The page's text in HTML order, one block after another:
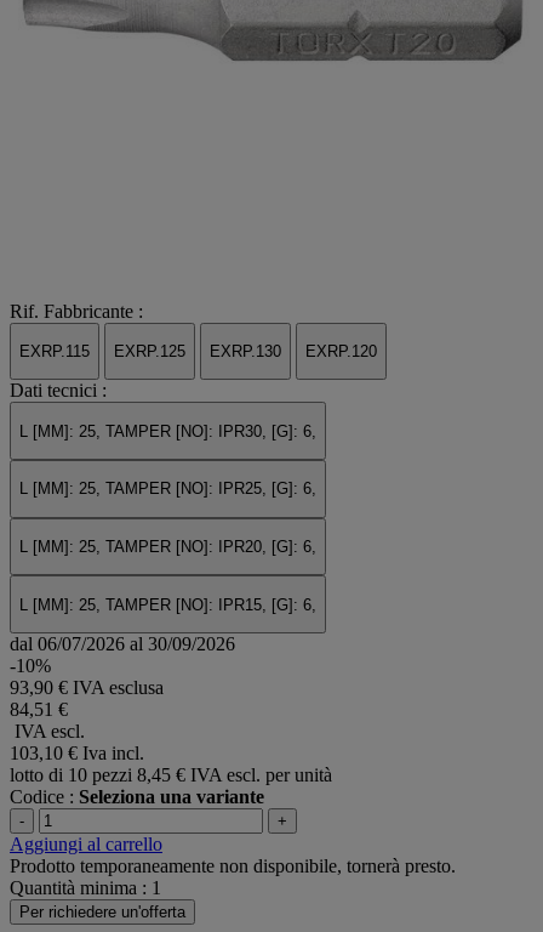
Rif. Fabbricante :
EXRP.115 EXRP.125 EXRP.130 EXRP.120
Dati tecnici :
L [MM]: 25, TAMPER [NO]: IPR30, [G]: 6,
L [MM]: 25, TAMPER [NO]: IPR25, [G]: 6,
L [MM]: 25, TAMPER [NO]: IPR20, [G]: 6,
L [MM]: 25, TAMPER [NO]: IPR15, [G]: 6,
dal 06/07/2026 al 30/09/2026
-10%
93,90 € IVA esclusa
84,51 €
IVA escl.
103,10 € Iva incl.
lotto di 10 pezzi 8,45 € IVA escl. per unità
Codice : Seleziona una variante
- +
Aggiungi al carrello
Prodotto temporaneamente non disponibile, tornerà presto.
Quantità minima : 1
Per richiedere un'offerta